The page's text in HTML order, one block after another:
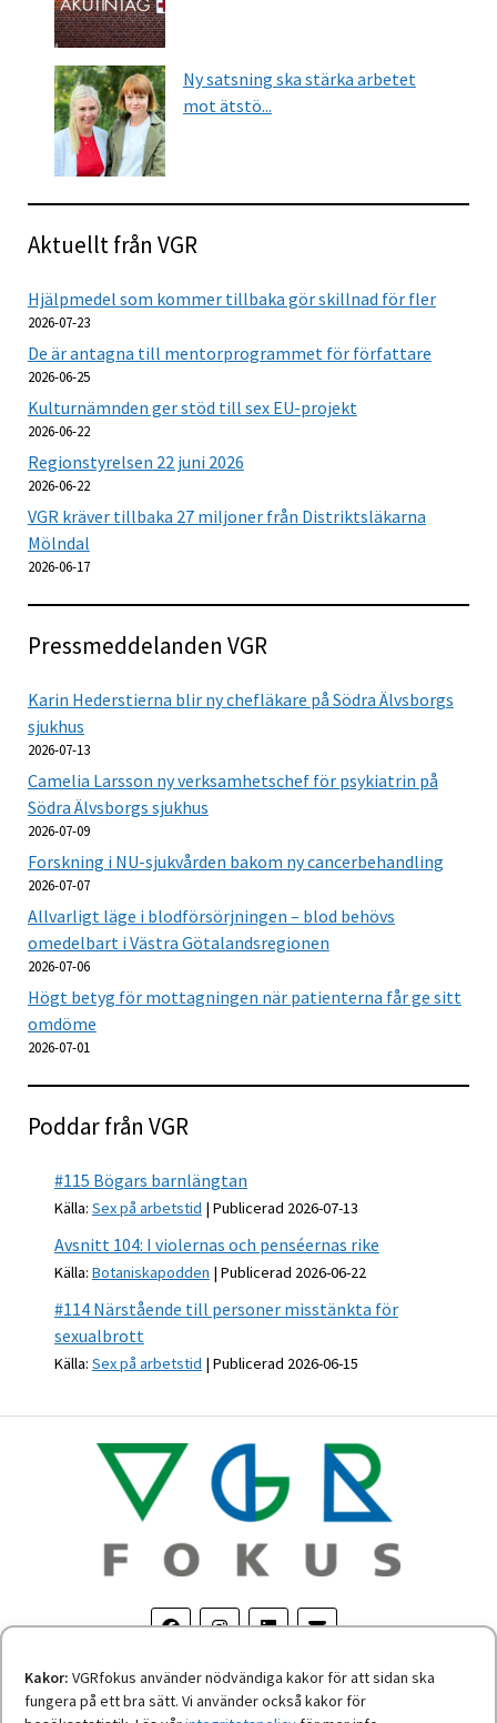
Kakor: VGRfokus använder nödvändiga kakor för att sidan ska
fungera på ett bra sätt. Vi använder också kakor för
Ny satsning ska stärka arbetet
mot ätstö...
Aktuellt från VGR
Hjälpmedel som kommer tillbaka gör skillnad för fler
2026-07-23
De är antagna till mentorprogrammet för författare
2026-06-25
Kulturnämnden ger stöd till sex EU-projekt
2026-06-22
Regionstyrelsen 22 juni 2026
2026-06-22
VGR kräver tillbaka 27 miljoner från Distriktsläkarna
Mölndal
2026-06-17
Pressmeddelanden VGR
Karin Hederstierna blir ny chefläkare på Södra Älvsborgs
sjukhus
2026-07-13
Camelia Larsson ny verksamhetschef för psykiatrin på
Södra Älvsborgs sjukhus
2026-07-09
Forskning i NU-sjukvården bakom ny cancerbehandling
2026-07-07
Allvarligt läge i blodförsörjningen – blod behövs
omedelbart i Västra Götalandsregionen
2026-07-06
Högt betyg för mottagningen när patienterna får ge sitt
omdöme
2026-07-01
Poddar från VGR
#115 Bögars barnlängtan
Källa: Sex på arbetstid Publicerad 2026-07-13
Avsnitt 104: I violernas och penséernas rike
Källa: Botaniskapodden Publicerad 2026-06-22
#114 Närstående till personer misstänkta för
sexualbrott
Källa: Sex på arbetstid Publicerad 2026-06-15
Om personuppgifter Tillgänglighetsredogörelse